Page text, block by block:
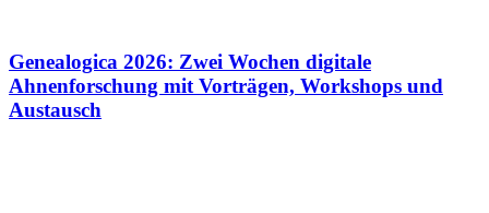
Genealogica 2026: Zwei Wochen digitale
Ahnenforschung mit Vorträgen, Workshops und
Austausch